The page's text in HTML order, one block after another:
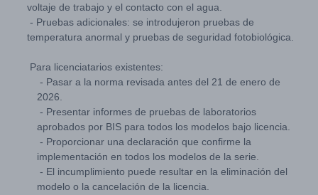
voltaje de trabajo y el contacto con el agua.
- Pruebas adicionales: se introdujeron pruebas de
temperatura anormal y pruebas de seguridad fotobiológica.
Para licenciatarios existentes:
- Pasar a la norma revisada antes del 21 de enero de
2026.
- Presentar informes de pruebas de laboratorios
aprobados por BIS para todos los modelos bajo licencia.
- Proporcionar una declaración que confirme la
implementación en todos los modelos de la serie.
- El incumplimiento puede resultar en la eliminación del
modelo o la cancelación de la licencia.